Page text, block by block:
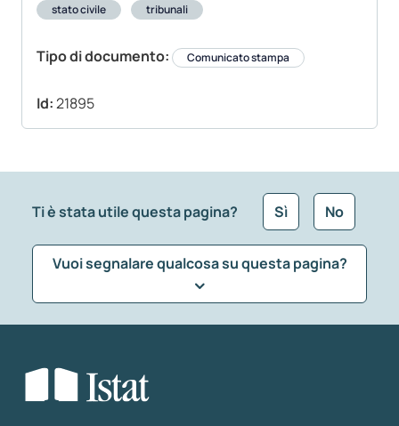
stato civile
tribunali
Tipo di documento: Comunicato stampa
Id:21895
Ti è stata utile questa pagina? Sì No
Vuoi segnalare qualcosa su questa pagina?
Seleziona la tipologia della segnalazione